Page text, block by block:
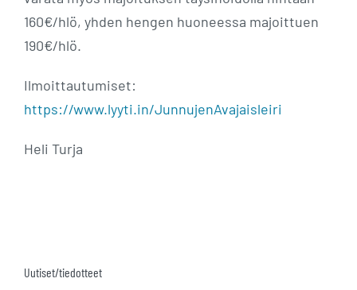
160€/hlö, yhden hengen huoneessa majoittuen
190€/hlö.
Ilmoittautumiset:
https://www.lyyti.in/JunnujenAvajaisleiri
Heli Turja
Uutiset/tiedotteet